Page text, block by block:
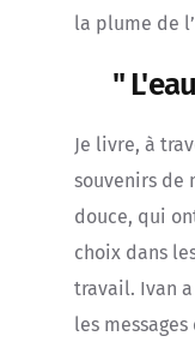
la plume de
"
Je livre, à
souvenirs de
douce, qui
choix dans
travail. Ivan
les